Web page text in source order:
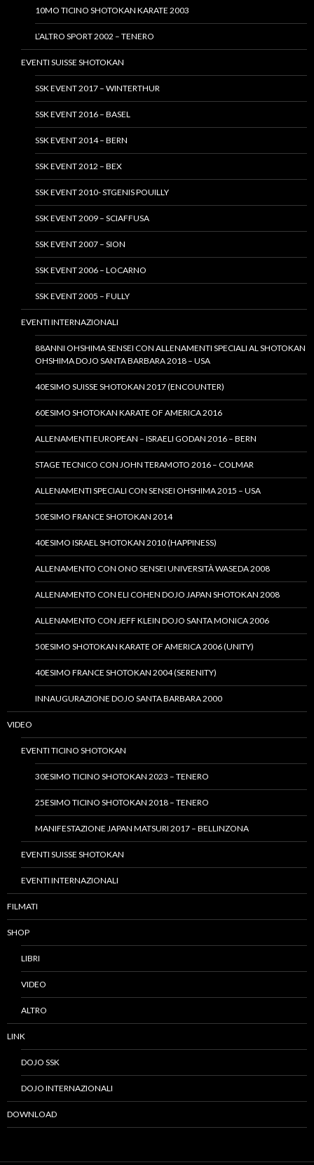
10MO TICINO SHOTOKAN KARATE 2003
L’ALTRO SPORT 2002 – TENERO
EVENTI SUISSE SHOTOKAN
SSK EVENT 2017 – WINTERTHUR
SSK EVENT 2016 – BASEL
SSK EVENT 2014 – BERN
SSK EVENT 2012 – BEX
SSK EVENT 2010- STGENIS POUILLY
SSK EVENT 2009 – SCIAFFUSA
SSK EVENT 2007 – SION
SSK EVENT 2006 – LOCARNO
SSK EVENT 2005 – FULLY
EVENTI INTERNAZIONALI
88ANNI OHSHIMA SENSEI CON ALLENAMENTI SPECIALI AL SHOTOKAN
OHSHIMA DOJO SANTA BARBARA 2018 – USA
40ESIMO SUISSE SHOTOKAN 2017 (ENCOUNTER)
60ESIMO SHOTOKAN KARATE OF AMERICA 2016
ALLENAMENTI EUROPEAN – ISRAELI GODAN 2016 – BERN
STAGE TECNICO CON JOHN TERAMOTO 2016 – COLMAR
ALLENAMENTI SPECIALI CON SENSEI OHSHIMA 2015 – USA
50ESIMO FRANCE SHOTOKAN 2014
40ESIMO ISRAEL SHOTOKAN 2010 (HAPPINESS)
ALLENAMENTO CON ONO SENSEI UNIVERSITÀ WASEDA 2008
ALLENAMENTO CON ELI COHEN DOJO JAPAN SHOTOKAN 2008
ALLENAMENTO CON JEFF KLEIN DOJO SANTA MONICA 2006
50ESIMO SHOTOKAN KARATE OF AMERICA 2006 (UNITY)
40ESIMO FRANCE SHOTOKAN 2004 (SERENITY)
INNAUGURAZIONE DOJO SANTA BARBARA 2000
VIDEO
EVENTI TICINO SHOTOKAN
30ESIMO TICINO SHOTOKAN 2023 – TENERO
25ESIMO TICINO SHOTOKAN 2018 – TENERO
MANIFESTAZIONE JAPAN MATSURI 2017 – BELLINZONA
EVENTI SUISSE SHOTOKAN
EVENTI INTERNAZIONALI
FILMATI
SHOP
LIBRI
VIDEO
ALTRO
LINK
DOJO SSK
DOJO INTERNAZIONALI
DOWNLOAD